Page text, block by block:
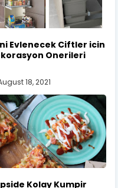
Evlenecek Ciftler icin
Onerileri
18, 2021
Kolay Kumpir